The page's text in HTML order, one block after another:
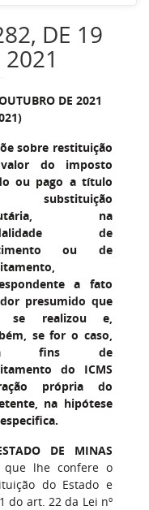
DE 19
DE 2021
sobre restituição
do imposto
ou pago a título
substituição
na
de
ou de
a fato
presumido que
se realizou e,
se for o caso,
fins de
do ICMS
própria do
na hipótese
DE MINAS
lhe confere o
do Estado e
do art. 22 da Lei nº